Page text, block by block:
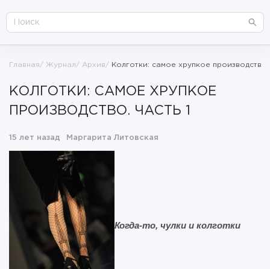
Главная Журнал Архив Колготки: самое хрупкое производство.
КОЛГОТКИ: САМОЕ ХРУПКОЕ
ПРОИЗВОДСТВО. ЧАСТЬ 1
15 лет назад Маргарита Литовская
Когда-то, чулки и колготки